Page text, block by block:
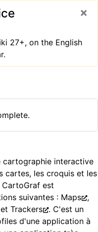
×
27+, on the English
cartographie interactive
cartes, les croquis et les
est
suivantes : Maps ,
Trackers . C'est un
d'une application à